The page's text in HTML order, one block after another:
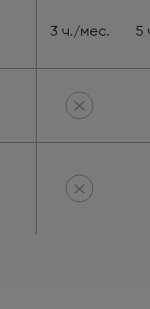
3 ч./мес. 5